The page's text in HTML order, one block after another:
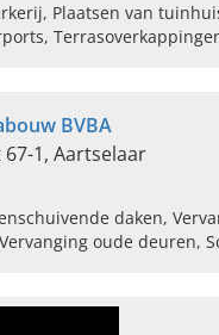
Plaatsen van
BVBA
1, Aartselaar
daken,
oude deuren,
houtsoorten, Veranda